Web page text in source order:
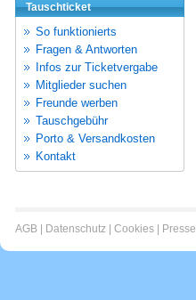
Tauschticket
So funktionierts
Fragen & Antworten
Infos zur Ticketvergabe
Mitglieder suchen
Freunde werben
Tauschgebühr
Porto & Versandkosten
Kontakt
AGB Datenschutz Cookies Presse